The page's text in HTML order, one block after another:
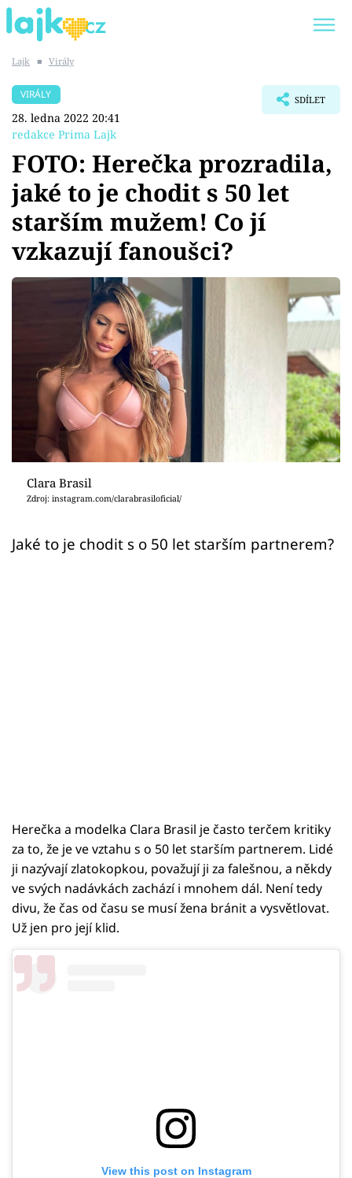
SHOPAHOLICADEL
Témata
Showbyznys
Youtubeři
Sex a vztahy
Videa
Sledujte prima+
Přihlášení
Sledujte nás
Lajk ■ Virály
VIRÁLY
28. ledna 2022 20:41
redakce Prima Lajk
SDÍLET
FOTO: Herečka prozradila,
jaké to je chodit s 50 let
starším mužem! Co jí
vzkazují fanoušci?
Clara Brasil
Zdroj: instagram.com/clarabrasiloficial/
Jaké to je chodit s o 50 let starším partnerem?
Herečka a modelka Clara Brasil je často terčem kritiky
za to, že je ve vztahu s o 50 let starším partnerem. Lidé
ji nazývají zlatokopkou, považují ji za falešnou, a někdy
ve svých nadávkách zachází i mnohem dál. Není tedy
divu, že čas od času se musí žena bránit a vysvětlovat.
Už jen pro její klid.
View this post on Instagram